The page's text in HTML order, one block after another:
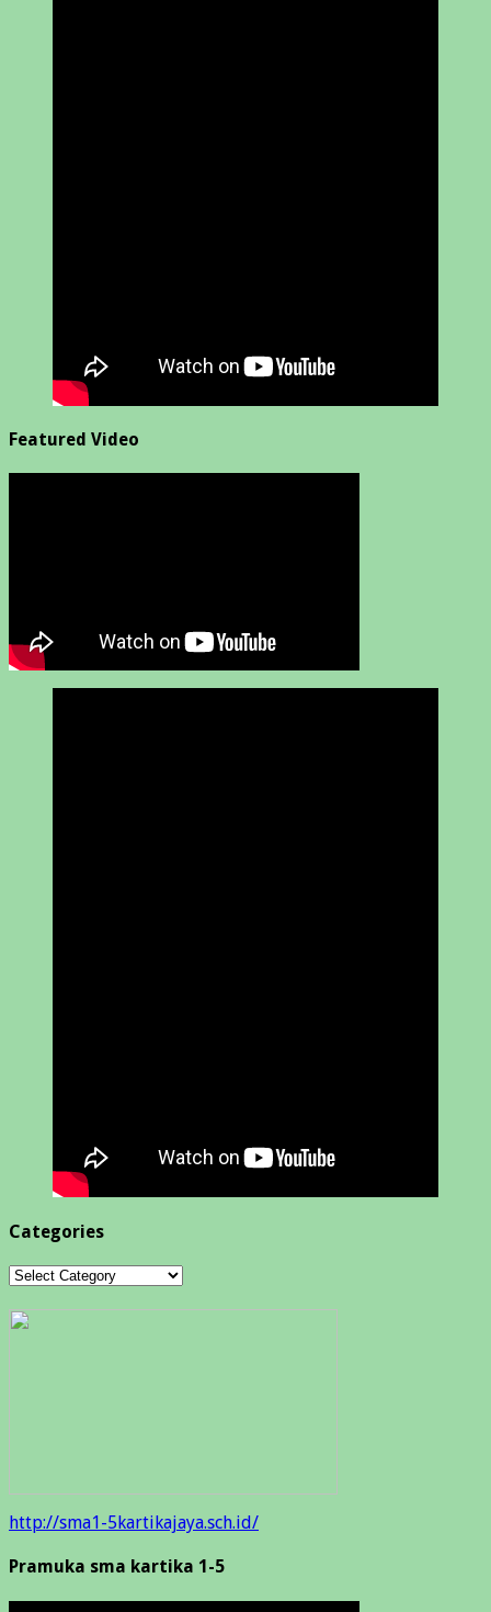
Featured Video
Categories
Categories
http://sma1-5kartikajaya.sch.id/
Pramuka sma kartika 1-5